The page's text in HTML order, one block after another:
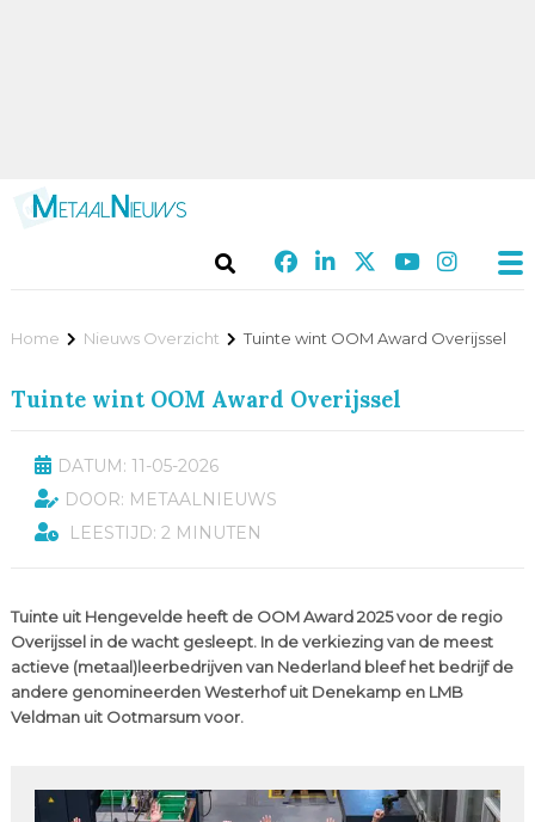
Home Nieuws Overzicht Tuinte wint OOM Award Overijssel
Tuinte wint OOM Award Overijssel
DATUM: 11-05-2026
DOOR: METAALNIEUWS
LEESTIJD: 2 MINUTEN
Tuinte uit Hengevelde heeft de OOM Award 2025 voor de regio
Overijssel in de wacht gesleept. In de verkiezing van de meest
actieve (metaal)leerbedrijven van Nederland bleef het bedrijf de
andere genomineerden Westerhof uit Denekamp en LMB
Veldman uit Ootmarsum voor.